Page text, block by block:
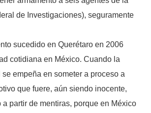
de Investigaciones), seguramente
sucedido en Querétaro en 2006
cotidiana en México. Cuando la
empeña en someter a proceso a
que fuere, aún siendo inocente,
partir de mentiras, porque en México